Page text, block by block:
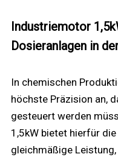
Industriemotor
Dosieranlagen in
In chemischen
höchste Präzision an,
gesteuert werden
1,5kW bietet hierfür
gleichmäßige